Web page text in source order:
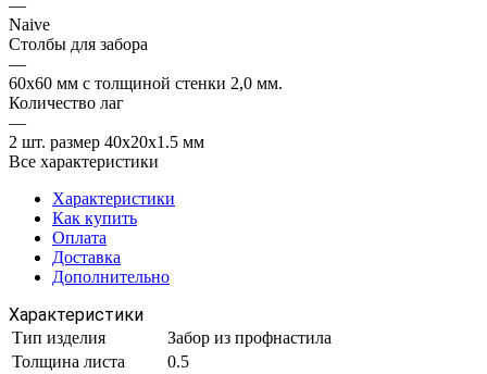
—
Naive
Столбы для забора
—
60х60 мм с толщиной стенки 2,0 мм.
Количество лаг
—
2 шт. размер 40х20х1.5 мм
Все характеристики
Характеристики
Как купить
Оплата
Доставка
Дополнительно
Характеристики
Тип изделия
Забор из профнастила
Толщина листа
0.5